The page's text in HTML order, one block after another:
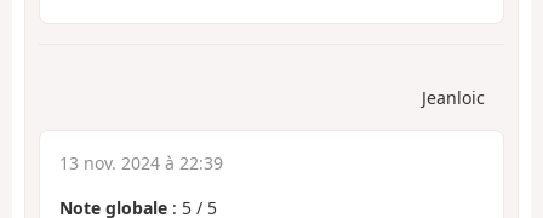
Jeanloic
13 nov. 2024 à 22:39
Note globale : 5 / 5